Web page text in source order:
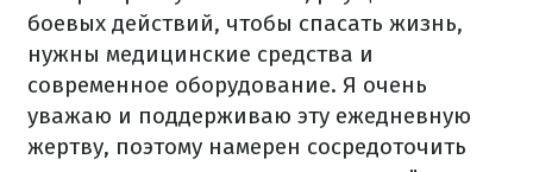
боевых действий, чтобы спасать жизнь,
нужны медицинские средства и
современное оборудование. Я очень
уважаю и поддерживаю эту ежедневную
жертву, поэтому намерен сосредоточить